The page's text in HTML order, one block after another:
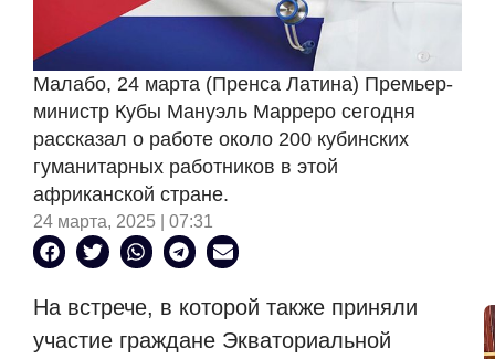
Малабо, 24 марта (Пренса Латина) Премьер-
министр Кубы Мануэль Марреро сегодня
рассказал о работе около 200 кубинских
гуманитарных работников в этой
африканской стране.
24 марта, 2025 | 07:31
На встрече, в которой также приняли
участие граждане Экваториальной